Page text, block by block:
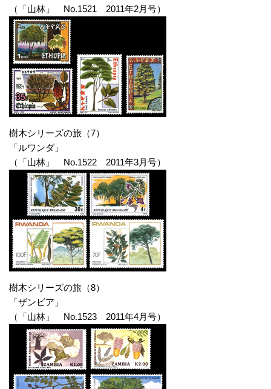
（「山林」 No.1521 2011年2月号）
樹木シリーズの旅（7）
「ルワンダ」
（「山林」 No.1522 2011年3月号）
樹木シリーズの旅（8）
「ザンビア」
（「山林」 No.1523 2011年4月号）